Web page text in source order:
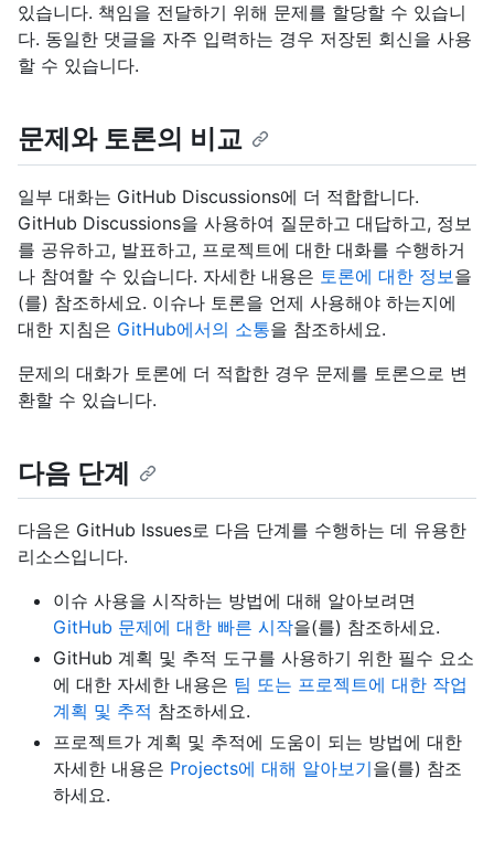
있습니다. 책임을 전달하기 위해 문제를 할당할 수 있습니
다. 동일한 댓글을 자주 입력하는 경우 저장된 회신을 사용
할 수 있습니다.
문제와 토론의 비교
일부 대화는 GitHub Discussions에 더 적합합니다.
GitHub Discussions을 사용하여 질문하고 대답하고, 정보
를 공유하고, 발표하고, 프로젝트에 대한 대화를 수행하거
나 참여할 수 있습니다. 자세한 내용은 토론에 대한 정보 을
(를) 참조하세요. 이슈나 토론을 언제 사용해야 하는지에
대한 지침은 GitHub에서의 소통을 참조하세요.
문제의 대화가 토론에 더 적합한 경우 문제를 토론으로 변
환할 수 있습니다.
다음 단계
다음은 GitHub Issues로 다음 단계를 수행하는 데 유용한
리소스입니다.
이슈 사용을 시작하는 방법에 대해 알아보려면
GitHub 문제에 대한 빠른 시작을(를) 참조하세요.
GitHub 계획 및 추적 도구를 사용하기 위한 필수 요소
에 대한 자세한 내용은 팀 또는 프로젝트에 대한 작업
계획 및 추적 참조하세요.
프로젝트가 계획 및 추적에 도움이 되는 방법에 대한
자세한 내용은 Projects에 대해 알아보기을(를) 참조
하세요.